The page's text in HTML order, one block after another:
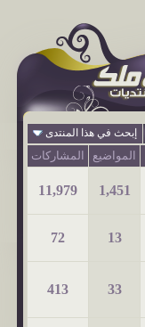
إبحث في هذا المنتدى
المواضيع المشاركات
1,451
11,979
13
72
33
413